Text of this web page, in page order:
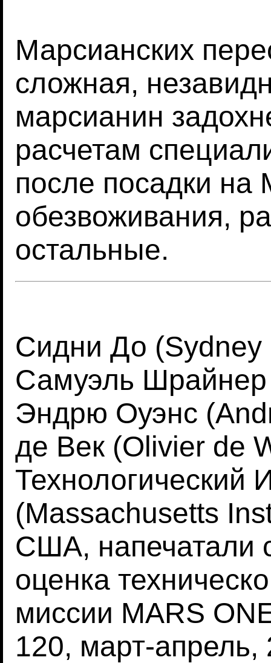
Марсианских
сложная,
марсианин
расчетам
после посадки на
обезвоживания,
остальные.
Сидни До (Sydney
Самуэль Шрайнер
Эндрю Оуэнс
де Век (Olivier de
Технологический
(Massachusetts
США, напечатали
оценка
миссии MARS
120, март-апрель,